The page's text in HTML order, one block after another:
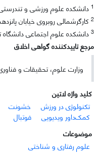
1 دانشکده علوم ورزشی و
2 کارگرشمالی روبروی خیابان
3 دانشکده علوم اجتماعی دانشگاه
مرجع تاییدکننده گواهی اخلاق
وزارت علوم، تحقیقات و
کلید واژه لاتین
تکنولوژی در ورزش
خشونت‌
کمک‌داور ویدیویی
فوتبال
موضوعات
علوم رفتاری و شناختی